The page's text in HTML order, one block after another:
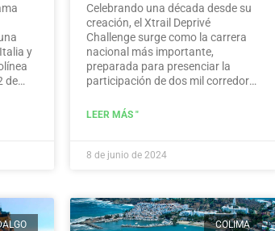
y
de
Celebrando una década desde su
creación, el Xtrail Deprivé
Challenge surge como la carrera
nacional más importante,
preparada para presenciar la
participación de dos mil corredores
de Bernal.…
LEER MÁS "
8 de junio de 2024
COLIMA